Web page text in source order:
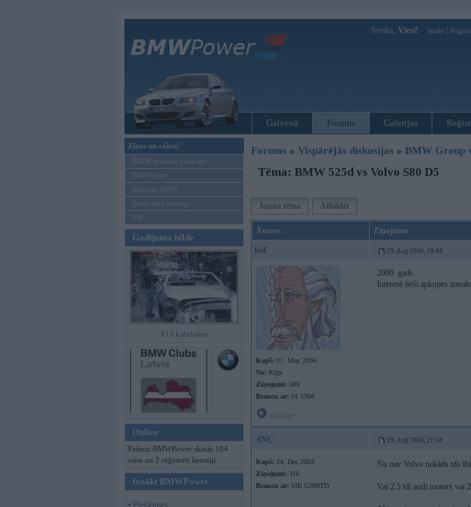
Sveiks, Viesi! Ienākt
Galvenā Forums Galerijas
Ziņas un raksti
BMW modeļu jaunumi
BMW testi
Mēneša BMW
Sērijveida tūnings
Vel...
Gadījuma bilde
F13 kabriolets
Online
Pašreiz BMWPower skatās 104
viesi un 2 reģistrēti lietotāji.
Ienākt BMWPower
• Pieslēgties
Forums » Vispārējās diskusijas » BMW Group
Tēma: BMW 525d vs Volvo S80 D5
Jauna tēma Atbildēt
Autors Ziņojums
lsd 29. Aug 2006, 19:08
Kopš: 07. May 2004
No: Rīga
Ziņojumi: 589
Braucu ar: 01 530d
2000. gads.
Interesē tieši apkopes
-INC- 29. Aug 2006, 21:58
Kopš: 24. Dec 2003
Ziņojumi: 316
Braucu ar: MB G300TD
Nu nav Volvo nekāds tds
Vai 2.5 tdi audi motors vai